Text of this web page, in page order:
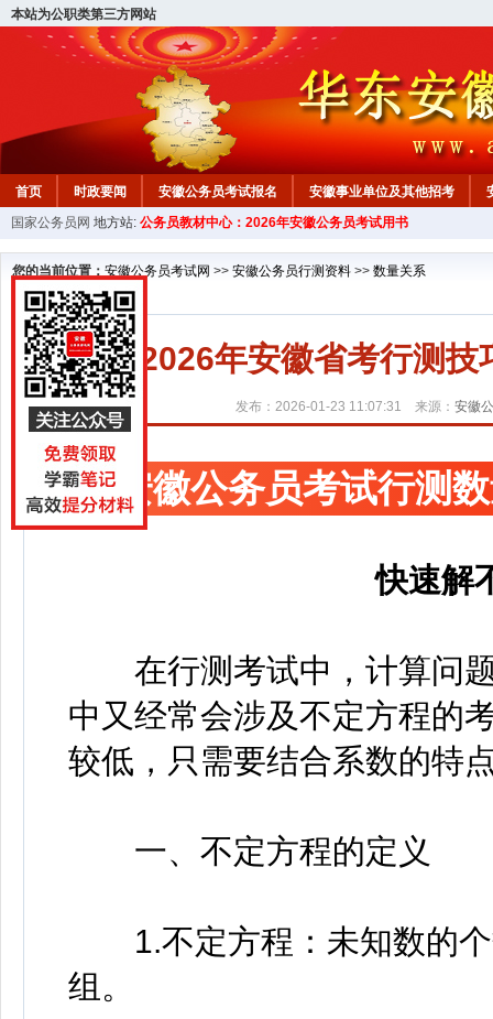
本站为公职类第三方网站
首页 时政要闻 安徽公务员考试报名 安徽事业单位及其他招考
安徽公务员行测试题 在线咨询 教材中心
国家公务员网 地方站: 公务员教材中心：2026年安徽公务员考试用书
您的当前位置： 安徽公务员考试网 >> 安徽公务员行测资料 >> 数量关系
2026年安徽省考行测
发布：2026-01-23 11:07:31 来源： 安徽
安徽公务员考试行测
快速解
在行测考试中，计算问题
中又经常会涉及不定方程的
较低，只需要结合系数的特
一、不定方程的定义
1.不定方程：未知数的个
组。